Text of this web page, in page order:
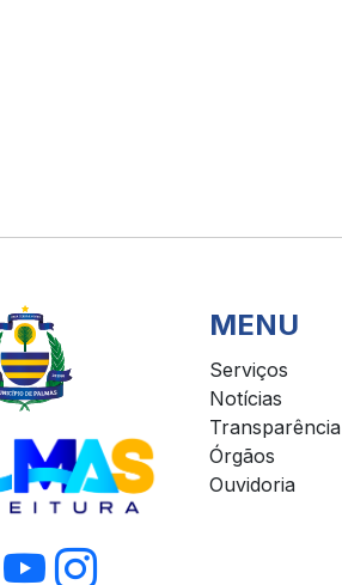
MENU
Serviços
Notícias
Transparência
Órgãos
Ouvidoria